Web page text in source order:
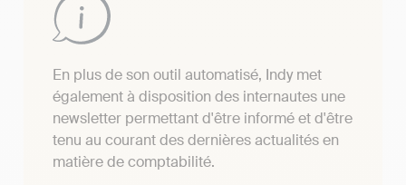
En plus de son outil automatisé, Indy met
également à disposition des internautes une
newsletter permettant d'être informé et d'être
tenu au courant des dernières actualités en
matière de comptabilité.